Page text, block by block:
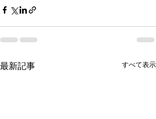
最新記事 すべて表示